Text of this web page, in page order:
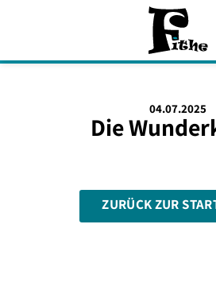
04.07.2025
Die
ZURÜCK ZUR